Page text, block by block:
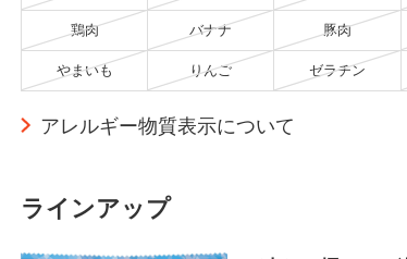
鶏肉 バナナ 豚肉
やまいも りんご ゼラチン
アレルギー物質表示について
ラインアップ